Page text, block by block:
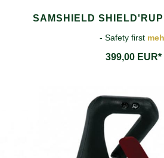
SAMSHIELD
- Safety first
399,00 EUR*